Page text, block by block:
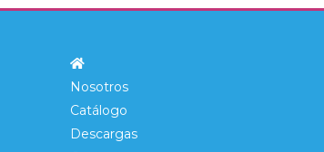
Nosotros
Catálogo
Descargas